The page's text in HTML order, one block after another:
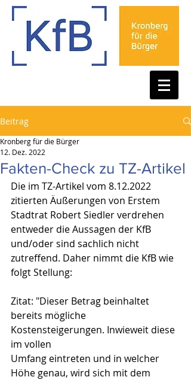
Beitrag
Fakten-Check zu TZ-Artikel
Kronberg für die Bürger
12. Dez. 2022
Die im TZ-Artikel vom 8.12.2022
zitierten Äußerungen von Erstem
Stadtrat Robert Siedler verdrehen
entweder die Aussagen der KfB
und/oder sind sachlich nicht
zutreffend. Daher nimmt die KfB wie
folgt Stellung:
Zitat: "Dieser Betrag beinhaltet
bereits mögliche
Kostensteigerungen. Inwieweit diese
im vollen
Umfang eintreten und in welcher
Höhe genau, wird sich mit dem